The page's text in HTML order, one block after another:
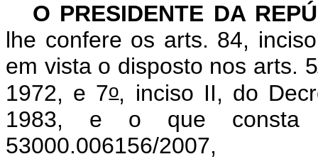
O PRESIDENTE DA
lhe confere os arts. 84,
em vista o disposto nos arts. 5
1972, e 7o, inciso II, do
1983, e o que consta
53000.006156/2007,